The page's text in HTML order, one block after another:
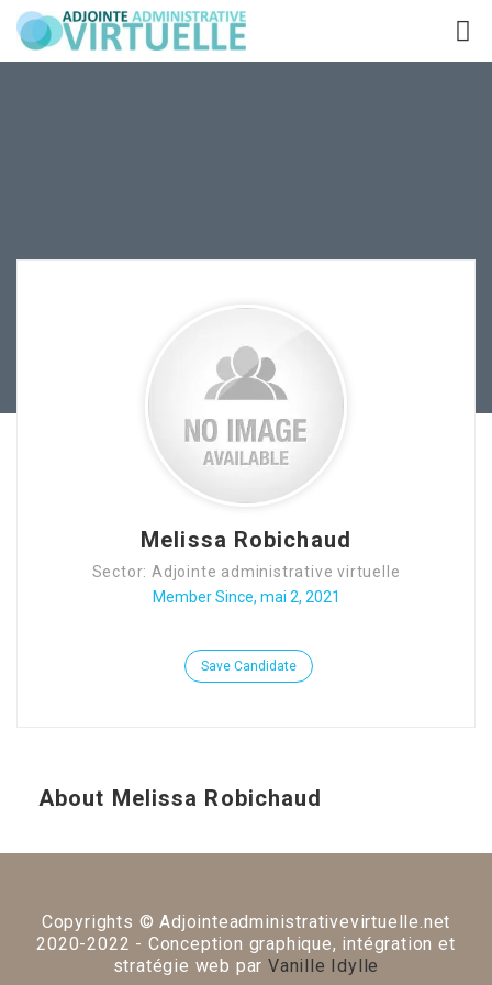
Melissa Robichaud
Sector: Adjointe administrative virtuelle
Member Since, mai 2, 2021
Save Candidate
About Melissa Robichaud
Copyrights © Adjointeadministrativevirtuelle.net
2020-2022 - Conception graphique, intégration et
stratégie web parVanille Idylle